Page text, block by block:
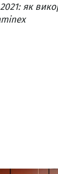
як